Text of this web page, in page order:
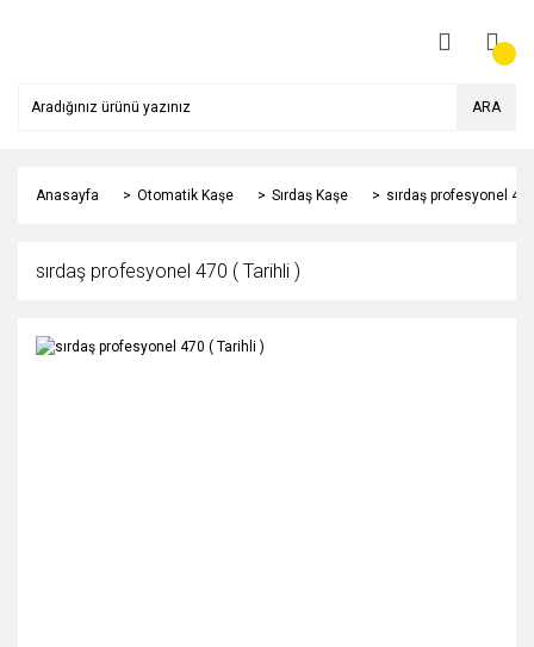
ARA
Anasayfa Otomatik Kaşe Sırdaş Kaşe sırdaş profesyonel
sırdaş profesyonel 470 ( Tarihli )